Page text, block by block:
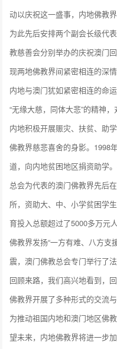
动以庆祝这一盛事，内地佛教
为此先后安排两个副会长级代
教慈善会分别举办的庆祝澳门
现两地佛教界间紧密相连的深
内地与澳门犹如紧密相连的命
“无缘大慈，同体大悲”的精神
内地积极开展赈灾、扶贫、助
佛教界慈悲喜舍的身影。1998
道，向内地贫困地区捐资助学
总会为代表的澳门佛教界先后
所，资助大、中、小学贫困学
育投入总额超过了5000多万元
佛教界发扬“一方有难、八方支
震，澳门佛教总会专门举行了
回顾来路，我们高兴地看到，
佛教界开展了多种形式的交流
为推动祖国内地和澳门地区佛
望未来，内地佛教界将进一步